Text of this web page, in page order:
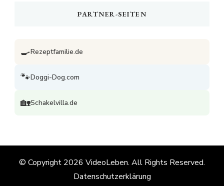
PARTNER-SEITEN
🍳Rezeptfamilie.de
🐾Doggi-Dog.com
🏡Schakelvilla.de
© Copyright 2026 VideoLeben. All Rights Reserved.
Datenschutzerklärung